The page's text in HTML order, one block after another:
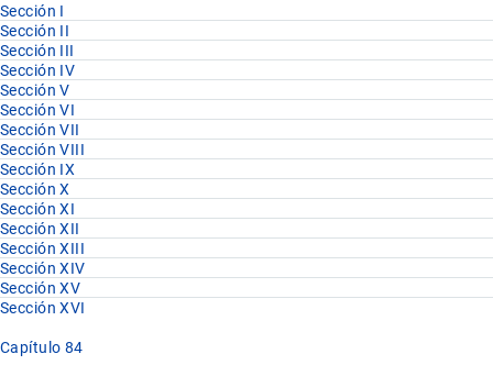
Sección I
Sección II
Sección III
Sección IV
Sección V
Sección VI
Sección VII
Sección VIII
Sección IX
Sección X
Sección XI
Sección XII
Sección XIII
Sección XIV
Sección XV
Sección XVI
Capítulo 84